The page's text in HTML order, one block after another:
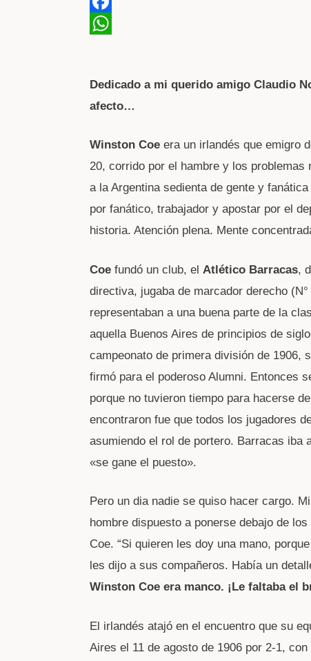
F
e
b
a
t
Dedicado a mi querido amigo Claudio
afecto…
Winston Coe era un irlandés que emigro
20, corrido por el hambre y los
a la Argentina sedienta de gente y
por fanático, trabajador y apostar por el
historia. Atención plena. Mente
Coe fundó un club, el Atlético Barracas,
directiva, jugaba de marcador derecho (N°
representaban a una buena parte de la
aquella Buenos Aires de principios de
campeonato de primera división de 1906,
firmó para el poderoso Alumni. Entonces
porque no tuvieron tiempo para hacerse
encontraron fue que todos los jugadores
asumiendo el rol de portero. Barracas iba
«se gane el puesto».
Pero un dia nadie se quiso hacer cargo.
hombre dispuesto a ponerse debajo de
Coe. “Si quieren les doy una mano,
les dijo a sus compañeros. Había un
Winston Coe era manco. ¡Le faltaba el
El irlandés atajó en el encuentro que su
Aires el 11 de agosto de 1906 por 2-1,